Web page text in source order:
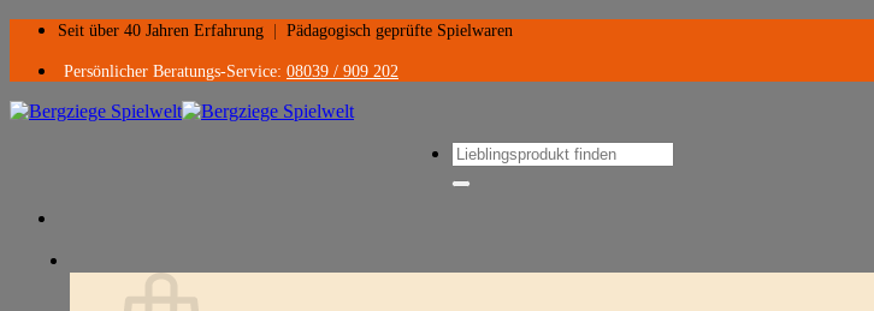
Zum
springen
Seit über 40 Jahren Erfahrung Pädagogisch geprüfte Spielwaren
Persönlicher Beratungs-Service: 08039 / 909 202
Suchen
nach: